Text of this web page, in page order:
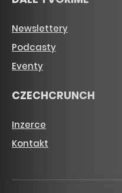
Newslettery
Podcasty
Eventy
CZECHCRUNCH
Inzerce
Kontakt